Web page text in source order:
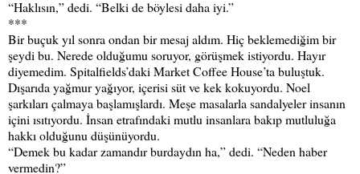
“Haklısın,” dedi. “Belki de böylesi daha iyi.”
***
Bir buçuk yıl sonra ondan bir mesaj aldım. Hiç beklemediğim bir
şeydi bu. Nerede olduğumu soruyor, görüşmek istiyordu. Hayır
diyemedim. Spitalfields’daki Market Coffee House’ta buluştuk.
Dışarıda yağmur yağıyor, içerisi süt ve kek kokuyordu. Noel
şarkıları çalmaya başlamışlardı. Meşe masalarla sandalyeler insanın
içini ısıtıyordu. İnsan etrafındaki mutlu insanlara bakıp mutluluğa
hakkı olduğunu düşünüyordu.
“Demek bu kadar zamandır burdaydın ha,” dedi. “Neden haber
vermedin?”